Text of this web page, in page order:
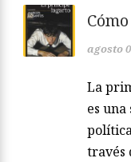
agosto
La
es
través